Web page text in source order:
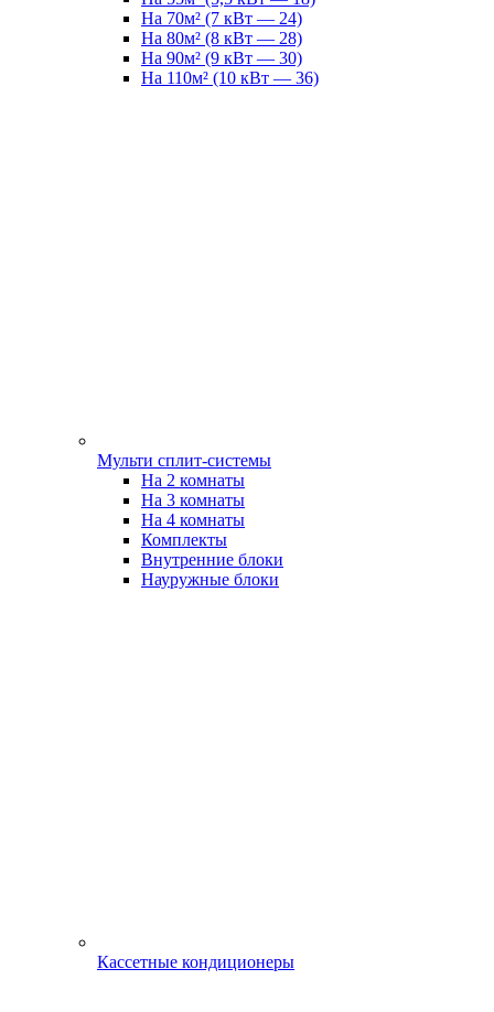
На 70м² (7 кВт — 24)
На 80м² (8 кВт — 28)
На 90м² (9 кВт — 30)
На 110м² (10 кВт — 36)
Мульти сплит-системы
На 2 комнаты
На 3 комнаты
На 4 комнаты
Комплекты
Внутренние блоки
Науружные блоки
Кассетные кондиционеры